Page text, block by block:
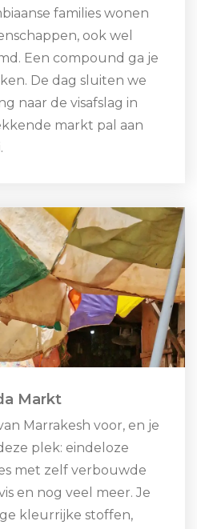
families wonen
ook wel
Een compound ga je
De dag sluiten we
naar de visafslag in
markt pal aan
Markt
Marrakesh voor, en je
plek: eindeloze
met zelf verbouwde
en nog veel meer. Je
kleurrijke stoffen,